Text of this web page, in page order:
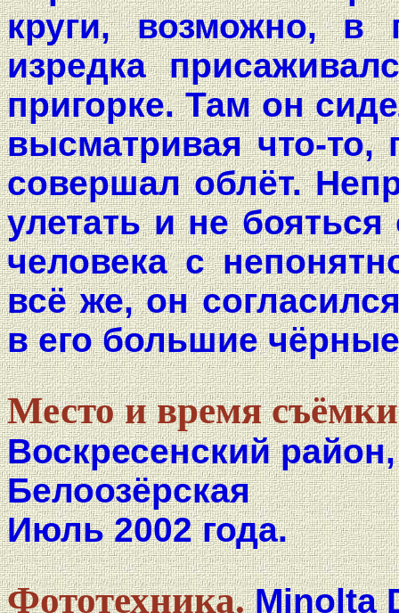
круги, возможно, в
изредка
пригорке. Там он
высматривая что-то,
совершал облёт.
улетать и не
человека с
всё же, он
в его большие чёрные
Место и время
Воскресенский
Белоозёрская
Июль 2002 года.
Фототехника.Minolta